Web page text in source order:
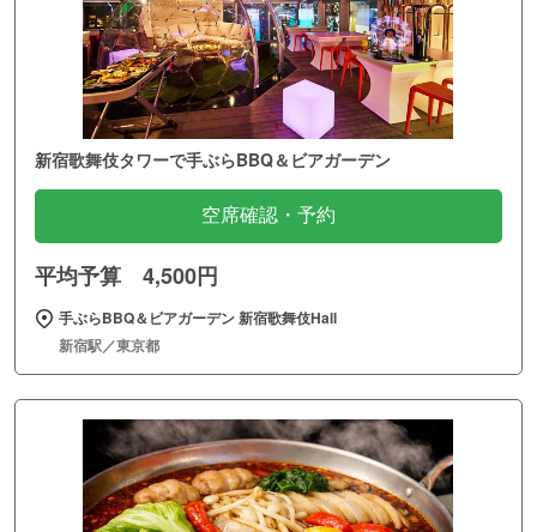
新宿歌舞伎タワーで手ぶらBBQ＆ビアガーデン
空席確認・予約
平均予算 4,500円
手ぶらBBQ＆ビアガーデン 新宿歌舞伎Hall
新宿駅／東京都